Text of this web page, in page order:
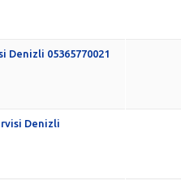
Denizli 05365770021
Denizli